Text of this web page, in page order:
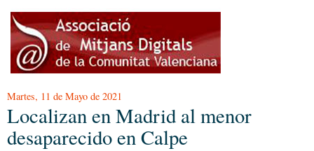
Martes, 11 de Mayo de 2021
Localizan en Madrid al menor
desaparecido en Calpe